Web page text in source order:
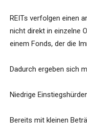
REITs verfolgen einen
nicht direkt in einzelne
einem Fonds, der die
Dadurch ergeben sich
Niedrige
Bereits mit kleinen